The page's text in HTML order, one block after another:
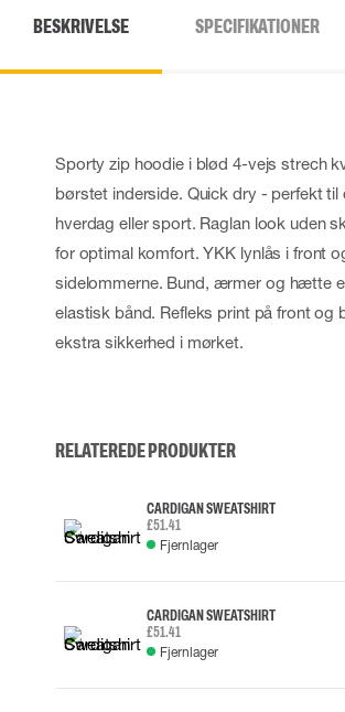
BESKRIVELSE SPECIFIKATIONER
Sporty zip hoodie i blød 4-vejs strech
børstet inderside. Quick dry - perfekt til
hverdag eller sport. Raglan look uden
for optimal komfort. YKK lynlås i front
sidelommerne. Bund, ærmer og hætte
elastisk bånd. Refleks print på front og
ekstra sikkerhed i mørket.
RELATEREDE PRODUKTER
CARDIGAN SWEATSHIRT
£51.41
Fjernlager
CARDIGAN SWEATSHIRT
£51.41
Fjernlager